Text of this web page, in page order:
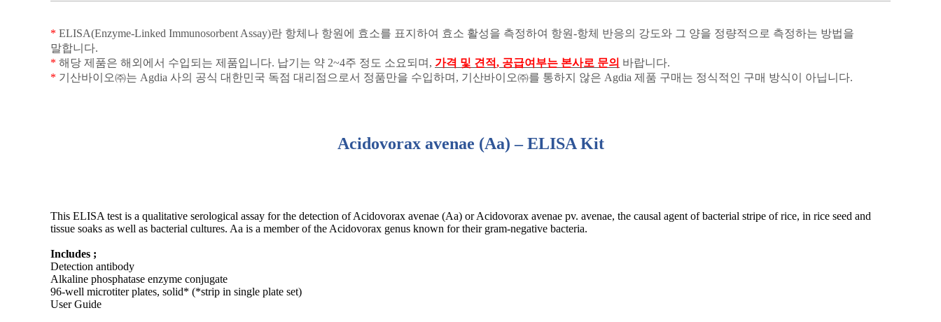
* ELISA(Enzyme-Linked Immunosorbent Assay)란 항체나 항원에 효소를 표지하여 효소 활성을 측정하여 항원-항체 반응의 강도와 그 양을 정량적으로 측정하는 방법을
말합니다.
* 해당 제품은 해외에서 수입되는 제품입니다. 납기는 약 2~4주 정도 소요되며 , 가격 및 견적, 공급여부는 본사로 문의 바랍니다.
* 기산바이오㈜는 Agdia 사의 공식 대한민국 독점 대리점으로서 정품만을 수입하며 , 기산바이오㈜를 통하지 않은 Agdia 제품 구매는 정식적인 구매 방식이 아닙니다.
Acidovorax avenae (Aa) – ELISA Kit
This ELISA test is a qualitative serological assay for the detection of Acidovorax avenae (Aa) or Acidovorax avenae pv. avenae, the causal agent of bacterial stripe of rice, in rice seed and
tissue soaks as well as bacterial cultures. Aa is a member of the Acidovorax genus known for their gram-negative bacteria.
Includes ;
Detection antibody
Alkaline phosphatase enzyme conjugate
96-well microtiter plates, solid* (*strip in single plate set)
User Guide